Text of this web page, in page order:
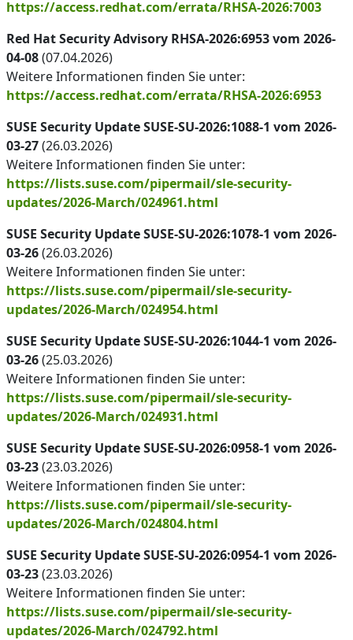
https://access.redhat.com/errata/RHSA-2026:7003
Red Hat Security Advisory RHSA-2026:6953 vom 2026-
04-08(07.04.2026)
Weitere Informationen finden Sie unter:
https://access.redhat.com/errata/RHSA-2026:6953
SUSE Security Update SUSE-SU-2026:1088-1 vom 2026-
03-27(26.03.2026)
Weitere Informationen finden Sie unter:
https://lists.suse.com/pipermail/sle-security-
updates/2026-March/024961.html
SUSE Security Update SUSE-SU-2026:1078-1 vom 2026-
03-26(26.03.2026)
Weitere Informationen finden Sie unter:
https://lists.suse.com/pipermail/sle-security-
updates/2026-March/024954.html
SUSE Security Update SUSE-SU-2026:1044-1 vom 2026-
03-26(25.03.2026)
Weitere Informationen finden Sie unter:
https://lists.suse.com/pipermail/sle-security-
updates/2026-March/024931.html
SUSE Security Update SUSE-SU-2026:0958-1 vom 2026-
03-23(23.03.2026)
Weitere Informationen finden Sie unter:
https://lists.suse.com/pipermail/sle-security-
updates/2026-March/024804.html
SUSE Security Update SUSE-SU-2026:0954-1 vom 2026-
03-23(23.03.2026)
Weitere Informationen finden Sie unter:
https://lists.suse.com/pipermail/sle-security-
updates/2026-March/024792.html